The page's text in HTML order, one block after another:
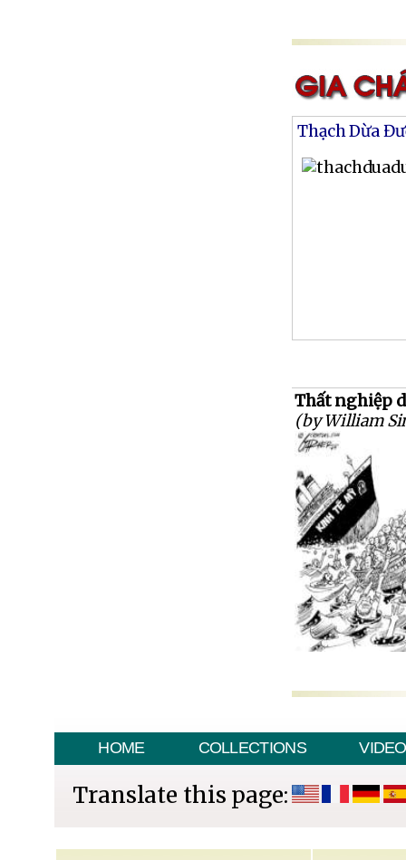
Thạch Dừa
Thất nghiệp
(by William
HOME COLLECTIONS VIDEO
Translate this page: